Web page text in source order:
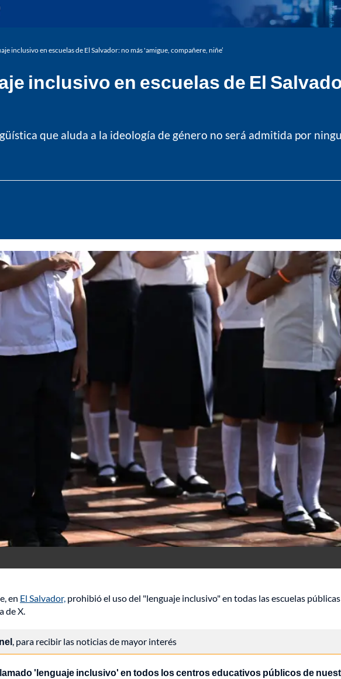
inclusivo en escuelas de El Salvador: no más 'amigue, compañere, niñe’
inclusivo en escuelas de El
que aluda a la ideología de género no será admitida por
en El Salvador, prohibió el uso del "lenguaje inclusivo" en todas las escuelas
de X.
, para recibir las noticias de mayor interés
'lenguaje inclusivo' en todos los centros educativos públicos de